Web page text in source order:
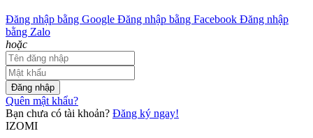
Đăng nhập bằng Google Đăng nhập bằng Facebook Đăng nhập
bằng Zalo
hoặc
Đăng nhập
Quên mật khẩu?
Bạn chưa có tài khoản? Đăng ký ngay!
IZOMI